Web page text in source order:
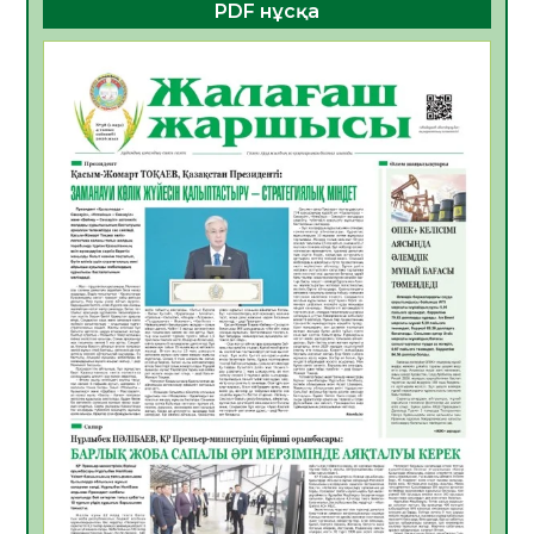
ҚҰРЫЛТАЙ САЙЛАУЫ – БОЛАШАҚҚА
06.08.2026
Инфекциялық ауруларға қарсы иммундау
жұмыстарының тиімділігі
06.08.2026
35
Көкжөтел ауруы туралы
06.08.2026
33
АПВ вакцинасы туралы мәлімет
06.08.2026
33
Open Air: Қызылорда облысы полиция
департаменті 20 мыңнан астам
көрерменнің қауіпсіздігін қамтамасыз етті
06.08.2026
43
ҚЫЗЫЛОРДАДА «САНАЛЫ ҰРПАҚ –
PDF нұсқа